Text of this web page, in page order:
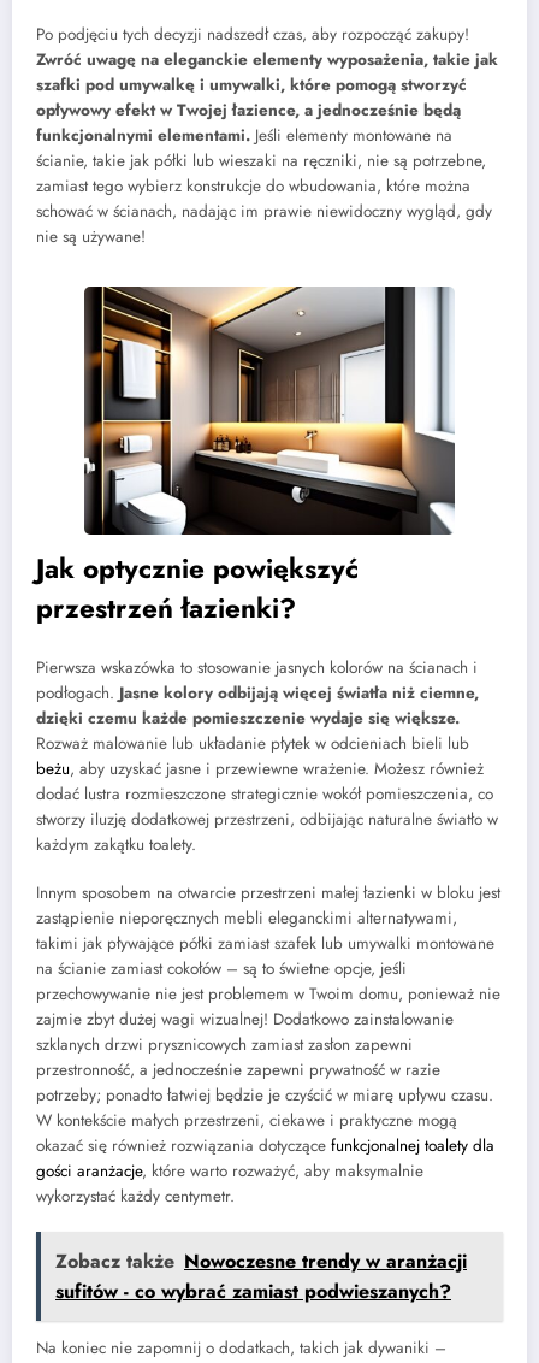
Po podjęciu tych decyzji nadszedł czas, aby rozpocząć zakupy!
Zwróć uwagę na eleganckie elementy wyposażenia, takie jak
szafki pod umywalkę i umywalki, które pomogą stworzyć
opływowy efekt w Twojej łazience, a jednocześnie będą
funkcjonalnymi elementami. Jeśli elementy montowane na
ścianie, takie jak półki lub wieszaki na ręczniki, nie są potrzebne,
zamiast tego wybierz konstrukcje do wbudowania, które można
schować w ścianach, nadając im prawie niewidoczny wygląd, gdy
nie są używane!
Jak optycznie powiększyć
przestrzeń łazienki?
Pierwsza wskazówka to stosowanie jasnych kolorów na ścianach i
podłogach. Jasne kolory odbijają więcej światła niż ciemne,
dzięki czemu każde pomieszczenie wydaje się większe.
Rozważ malowanie lub układanie płytek w odcieniach bieli lub
beżu, aby uzyskać jasne i przewiewne wrażenie. Możesz również
dodać lustra rozmieszczone strategicznie wokół pomieszczenia, co
stworzy iluzję dodatkowej przestrzeni, odbijając naturalne światło w
każdym zakątku toalety.
Innym sposobem na otwarcie przestrzeni małej łazienki w bloku jest
zastąpienie nieporęcznych mebli eleganckimi alternatywami,
takimi jak pływające półki zamiast szafek lub umywalki montowane
na ścianie zamiast cokołów – są to świetne opcje, jeśli
przechowywanie nie jest problemem w Twoim domu, ponieważ nie
zajmie zbyt dużej wagi wizualnej! Dodatkowo zainstalowanie
szklanych drzwi prysznicowych zamiast zasłon zapewni
przestronność, a jednocześnie zapewni prywatność w razie
potrzeby; ponadto łatwiej będzie je czyścić w miarę upływu czasu.
W kontekście małych przestrzeni, ciekawe i praktyczne mogą
okazać się również rozwiązania dotyczące funkcjonalnej toalety dla
gości aranżacje, które warto rozważyć, aby maksymalnie
wykorzystać każdy centymetr.
Zobacz także Nowoczesne trendy w aranżacji
sufitów - co wybrać zamiast podwieszanych?
Na koniec nie zapomnij o dodatkach, takich jak dywaniki –